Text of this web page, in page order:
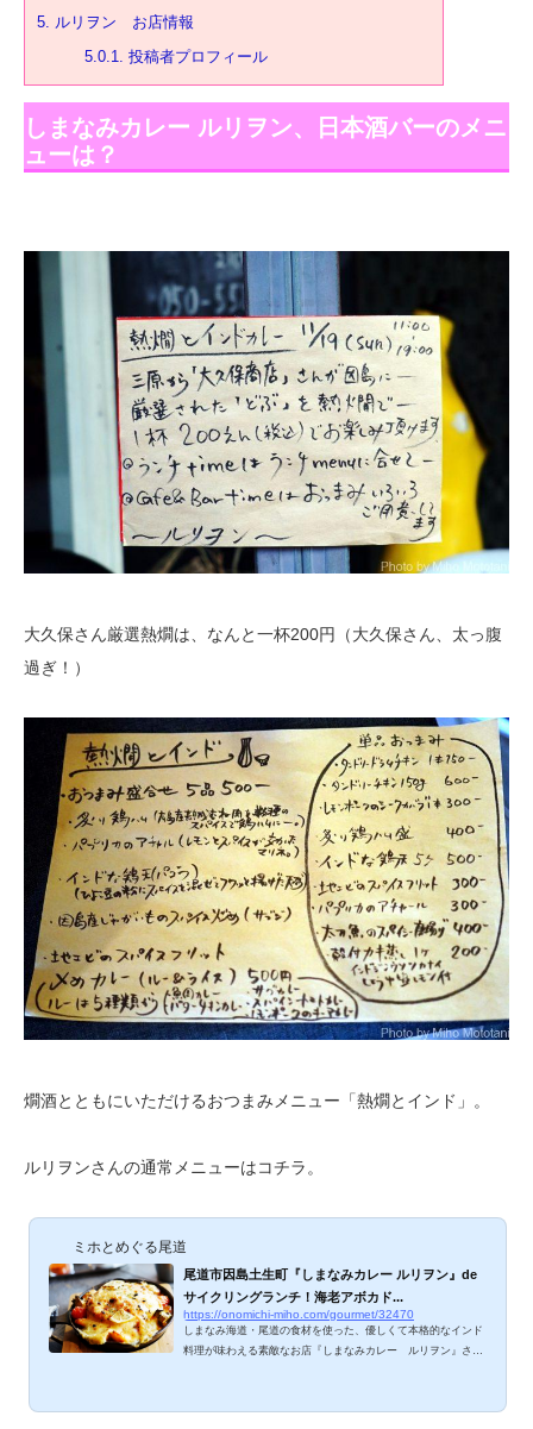
5.
ルリヲン お店情報
5.0.1.
投稿者プロフィール
しまなみカレー ルリヲン、日本酒バーのメニ
ューは？
大久保さん厳選熱燗は、なんと一杯200円（大久保さん、太っ腹
過ぎ！）
燗酒とともにいただけるおつまみメニュー「熱燗とインド」。
ルリヲンさんの通常メニューはコチラ。
ミホとめぐる尾道
尾道市因島土生町『しまなみカレー ルリヲン』de
サイクリングランチ！海老アボカド...
https://onomichi-miho.com/gourmet/32470
しまなみ海道・尾道の食材を使った、優しくて本格的なインド
料理が味わえる素敵なお店『しまなみカレー ルリヲン』さ
いただいた新作「ドームカレードリア」は、まさに悶絶ものの